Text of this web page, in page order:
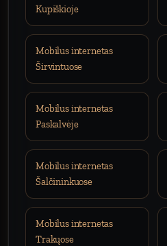
Kupiškioje
Mobilus internetas
Širvintuose
Mobilus internetas
Paskalvėje
Mobilus internetas
Šalčininkuose
Mobilus internetas
Trakųose